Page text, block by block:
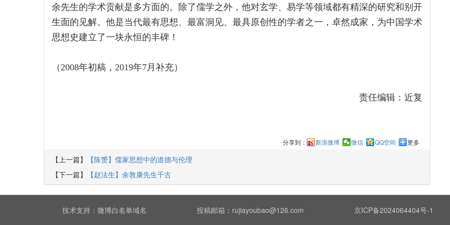
余先生的学术贡献是多方面的。除了儒学之外，他对玄学、易学等领域都有精深的研究和别开
生面的见解。他是当代最有思想、最富洞见、最具原创性的学者之一，卓然成家，为中国学术
思想史建立了一块永恒的丰碑！
（2008年初稿，2019年7月补充）
责任编辑：近复
分享到： 新浪微博 微信 QQ空间 更多
【上一篇】
【陈赟】儒家思想中的道德与伦理
【下一篇】
【赵法生】余敦康先生千古
技术支持： 微博白名单域名 投稿邮箱：rujiayoubao@126.com 京ICP备2024064404号-1